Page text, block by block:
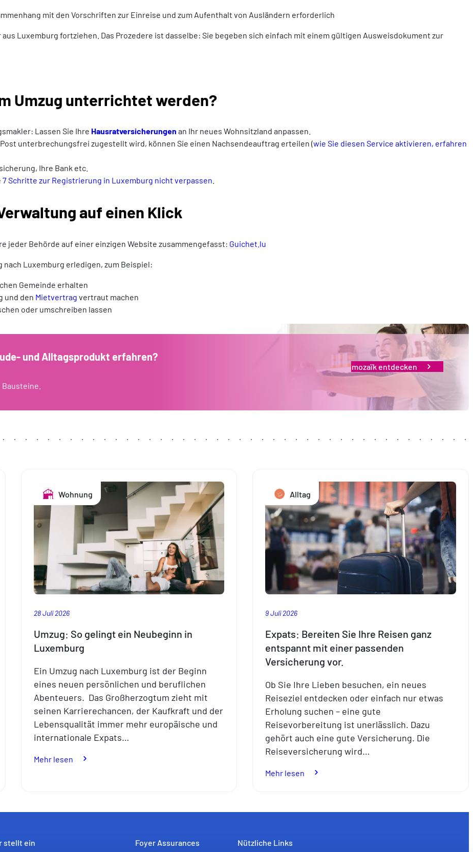
mit den Vorschriften zur Einreise und zum Aufenthalt von Ausländern erforderlich
Luxemburg fortziehen. Das Prozedere ist dasselbe: Sie begeben sich einfach mit einem gültigen Ausweisdokument zur
Umzug unterrichtet werden?
Lassen Sie Ihre Hausratversicherungen an Ihr neues Wohnsitzland anpassen.
unterbrechungsfrei zugestellt wird, können Sie einen Nachsendeauftrag erteilen (wie Sie diesen Service aktivieren, erfahren
Ihre Bank etc.
7 Schritte zur Registrierung in Luxemburg nicht verpassen
auf einen Klick
jeder Behörde auf einer einzigen Website zusammengefasst: Guichet.lu
nach Luxemburg erledigen, zum Beispiel:
Gemeinde erhalten
und den Mietvertrag vertraut machen
oder umschreiben lassen
und Alltagsprodukt erfahren?
mozaïk entdecken
Wohnung
28 Juli 2026
Umzug: So gelingt ein Neubeginn in
Luxemburg
Ein Umzug nach Luxemburg ist der Beginn
eines neuen persönlichen und beruflichen
Abenteuers. Das Großherzogtum zieht mit
seinen Karrierechancen, der Kaufkraft und der
Lebensqualität immer mehr europäische und
internationale Expats…
Mehr lesen:
Alltag
9 Juli 2026
Expats: Bereiten Sie Ihre Reisen ganz
entspannt mit einer passenden
Versicherung vor.
Ob Sie Ihre Lieben besuchen, ein neues
Reiseziel entdecken oder einfach nur etwas
Erholung suchen – eine gute
Reisevorbereitung ist unerlässlich. Dazu
gehört auch eine gute Versicherung. Die
Reiseversicherung wird…
Mehr lesen
stellt ein Foyer Assurances Nützliche Links